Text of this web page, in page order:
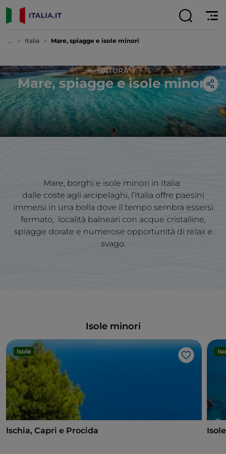
... Italia Mare, spiagge e isole minori
NATURA
Mare, spiagge e isole minori
Mare, borghi e isole minori in Italia:
dalle coste agli arcipelaghi, l’Italia offre paesini
immersi in una bolla dove il tempo sembra essersi
fermato, località balneari con acque cristalline,
spiagge dorate e numerose opportunità di relax e
svago.
Isole minori
Isole
Like
Ischia, Capri e Procida